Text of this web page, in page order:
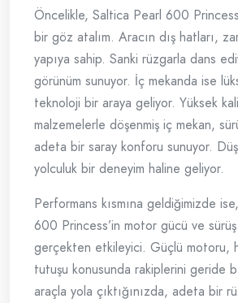
Öncelikle, Saltica Pearl 600
bir göz atalım. Aracın dış hatları,
yapıya sahip. Sanki rüzgarla dans
görünüm sunuyor. İç mekanda ise
teknoloji bir araya geliyor. Yüksek
malzemelerle döşenmiş iç mekan,
adeta bir saray konforu sunuyor.
yolculuk bir deneyim haline geliyor.
Performans kısmına geldiğimizde
600 Princess’in motor gücü ve
gerçekten etkileyici. Güçlü motoru,
tutuşu konusunda rakiplerini geride
araçla yola çıktığınızda, adeta bir